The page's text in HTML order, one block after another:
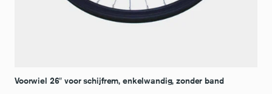
Voorwiel 26″ voor schijfrem, enkelwandig, zonder band